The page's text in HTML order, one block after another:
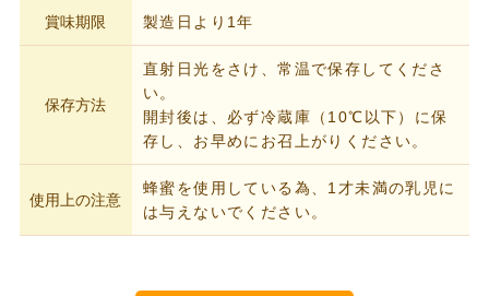
賞味期限 製造日より1年
保存方法
直射日光をさけ、常温で保存してくださ
い。
開封後は、必ず冷蔵庫（10℃以下）に保
存し、お早めにお召上がりください。
使用上の注意
蜂蜜を使用している為、1才未満の乳児に
は与えないでください。